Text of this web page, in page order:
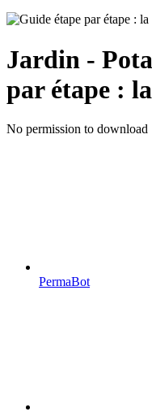
Jardin -
par étape :
No permission to download
PermaBot